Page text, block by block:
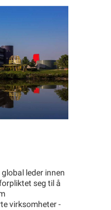
leder innen
seg til å
virksomheter -